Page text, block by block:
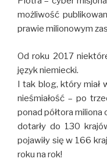
możliwość
prawie milionowym
Od roku 2017
język niemiecki.
I tak blog, który miał
nieśmiałość – po
ponad półtora
dotarły do 130
pojawiły się w 166
roku na rok!